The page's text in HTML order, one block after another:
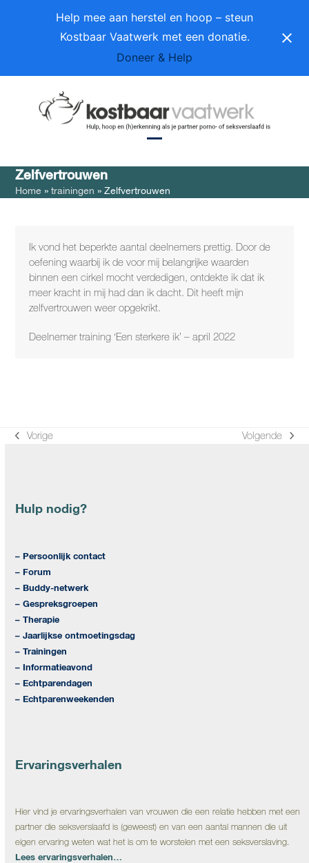
Help mee aan herstel en hoop – steun
Kostbaar Vaatwerk met een donatie.
Doneer & Help
menu
menu
Zelfvertrouwen
Home »trainingen »Zelfvertrouwen
Ik vond het beperkte aantal deelnemers prettig. Door de
oefening waarbij ik de voor mij belangrijke waarden
binnen een cirkel mocht verdedigen, ontdekte ik dat ik
meer kracht in mij had dan ik dacht. Dit heeft mijn
zelfvertrouwen weer opgekrikt.
Deelnemer training ‘Een sterkere ik’ – april 2022
previous
Vorige
next
Volgende
Hulp nodig?
– Persoonlijk contact
– Forum
– Buddy-netwerk
– Gespreksgroepen
– Therapie
– Jaarlijkse ontmoetingsdag
– Trainingen
– Informatieavond
– Echtparendagen
– Echtparenweekenden
Ervaringsverhalen
Hier vind je ervaringsverhalen van vrouwen die een relatie hebben met een
partner die seksverslaafd is (geweest) en van een aantal mannen die uit
eigen ervaring weten wat het is om te worstelen met een seksverslaving.
Lees ervaringsverhalen…